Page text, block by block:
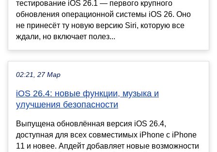
тестирование iOS 26.1 — первого крупного
обновления операционной системы iOS 26. Оно
не принесёт ту новую версию Siri, которую все
ждали, но включает полез...
02:21, 27 Мар
iOS 26.4: новые функции, музыка и
улучшения безопасности
Выпущена обновлённая версия iOS 26.4,
доступная для всех совместимых iPhone с iPhone
11 и новее. Апдейт добавляет новые возможности